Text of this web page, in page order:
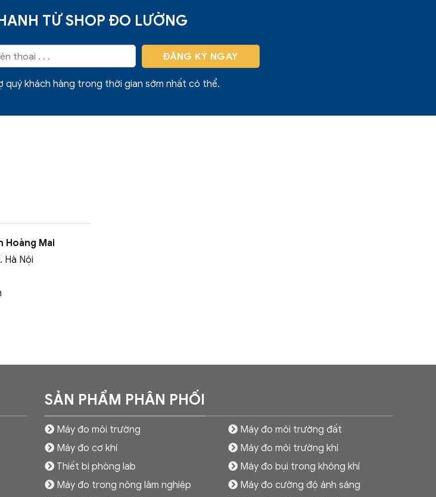
TỪ SHOP ĐO LƯỜNG
quý khách hàng trong thời gian sớm nhất có thể.
Hoàng Mai
Hà Nội
SẢN PHẨM PHÂN PHỐI
Máy đo môi trường
Máy đo cơ khí
Thiết bị phòng lab
Máy đo trong nông lâm nghiệp
Máy đo môi trường đất
Máy đo môi trường khí
Máy đo bụi trong không khí
Máy đo cường độ ánh sáng